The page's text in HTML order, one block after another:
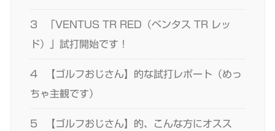
3
「VENTUS TR RED（ベンタス TR レッ
ド）」試打開始です！
4
【ゴルフおじさん】的な試打レポート（めっ
ちゃ主観です）
5
【ゴルフおじさん】的、こんな方にオスス